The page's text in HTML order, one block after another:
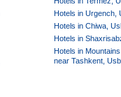
Hotels in Urgench,
Hotels in Chiwa,
Hotels in
Hotels in
near Tashkent,